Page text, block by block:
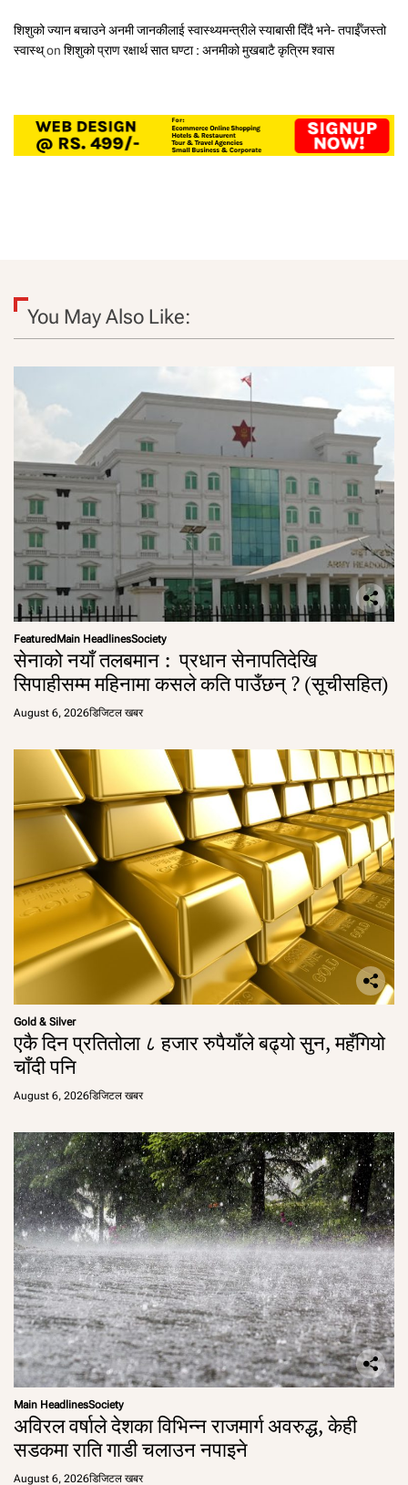
शिशुको ज्यान बचाउने अनमी जानकीलाई स्वास्थ्यमन्त्रीले स्याबासी दिँदै भने- तपाईँजस्तो
स्वास्थ्on शिशुको प्राण रक्षार्थ सात घण्टा : अनमीको मुखबाटै कृत्रिम श्वास
You May Also Like:
FeaturedMain HeadlinesSociety
सेनाको नयाँ तलबमान : प्रधान सेनापतिदेखि
सिपाहीसम्म महिनामा कसले कति पाउँछन् ? (सूचीसहित)
August 6, 2026डिजिटल खबर
Gold & Silver
एकै दिन प्रतितोला ८ हजार रुपैयाँले बढ्यो सुन, महँगियो
चाँदी पनि
August 6, 2026डिजिटल खबर
Main HeadlinesSociety
अविरल वर्षाले देशका विभिन्न राजमार्ग अवरुद्ध, केही
सडकमा राति गाडी चलाउन नपाइने
August 6, 2026डिजिटल खबर